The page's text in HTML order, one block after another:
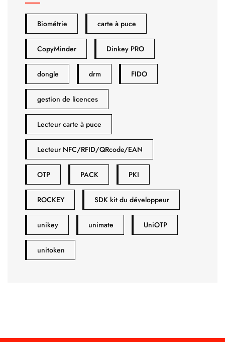
Biométrie carte à puce
CopyMinder Dinkey PRO
dongle drm FIDO
gestion de licences
Lecteur carte à puce
Lecteur NFC/RFID/QRcode/EAN
OTP PACK PKI
ROCKEY SDK kit du développeur
unikey unimate UniOTP
unitoken